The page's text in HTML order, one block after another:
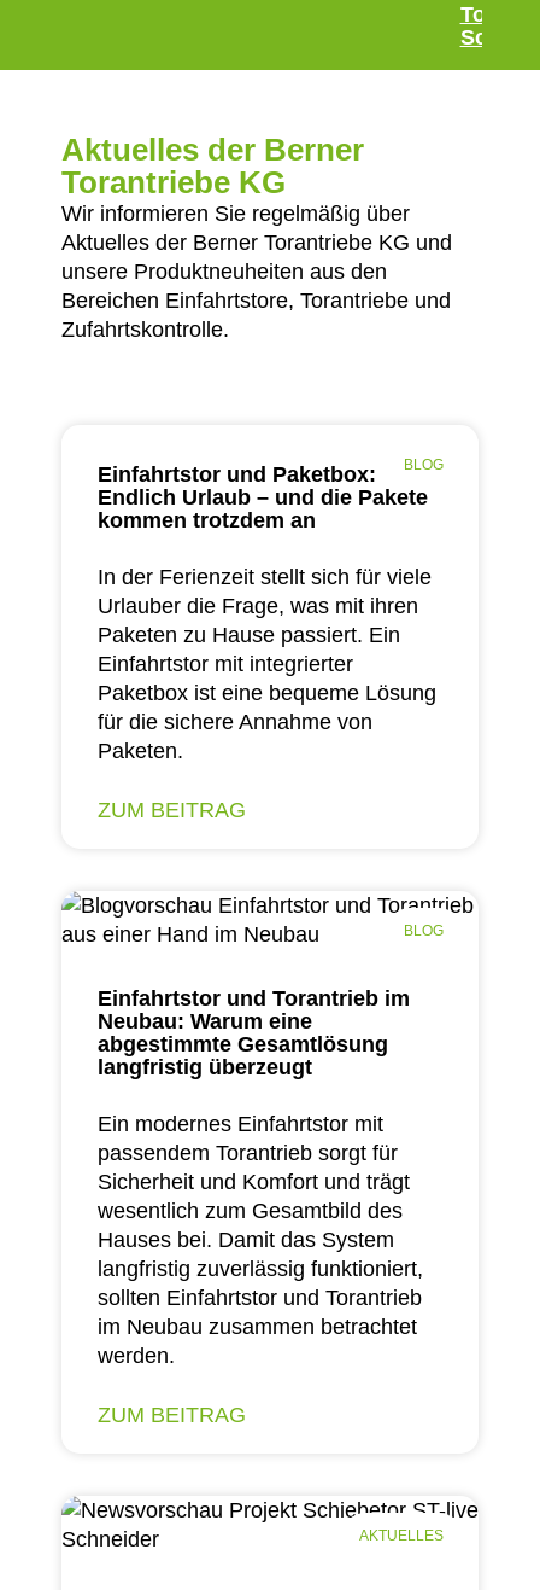
Torbau
Aktuelles der Berner
Torantriebe KG
Wir informieren Sie regelmäßig über
Aktuelles der Berner Torantriebe KG und
unsere Produktneuheiten aus den
Bereichen Einfahrtstore, Torantriebe und
Zufahrtskontrolle.
BLOG
Einfahrtstor und Paketbox:
Endlich Urlaub – und die Pakete
kommen trotzdem an
In der Ferienzeit stellt sich für viele
Urlauber die Frage, was mit ihren
Paketen zu Hause passiert. Ein
Einfahrtstor mit integrierter
Paketbox ist eine bequeme Lösung
für die sichere Annahme von
Paketen.
ZUM BEITRAG
BLOG
Einfahrtstor und Torantrieb im
Neubau: Warum eine
abgestimmte Gesamtlösung
langfristig überzeugt
Ein modernes Einfahrtstor mit
passendem Torantrieb sorgt für
Sicherheit und Komfort und trägt
wesentlich zum Gesamtbild des
Hauses bei. Damit das System
langfristig zuverlässig funktioniert,
sollten Einfahrtstor und Torantrieb
im Neubau zusammen betrachtet
werden.
ZUM BEITRAG
AKTUELLES